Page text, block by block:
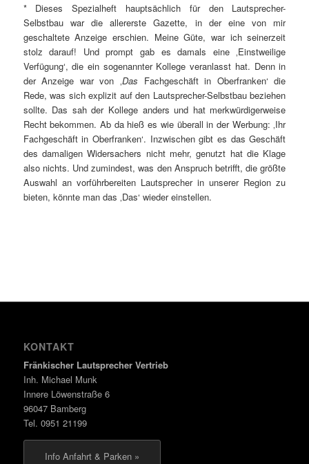
* Dieses Spezialheft hauptsächlich für den Lautsprecher-
Selbstbau war die allererste Gazette, in der eine von mir
geschaltete Anzeige erschien. Meine Güte, war ich seinerzeit
stolz darauf! Und prompt gab es damals eine ‚Einstweilige
Verfügung‘, die ein sogenannter Kollege veranlasst hat. Denn in
der Anzeige war von ‚Das Fachgeschäft in Oberfranken‘ die
Rede, was sich explizit auf den Lautsprecher-Selbstbau beziehen
sollte. Das sah der Kollege anders und hat merkwürdigerweise
Recht bekommen. Ab da hieß es wie überall in der Werbung: ‚Ihr
Fachgeschäft in Oberfranken‘. Inzwischen gibt es das Geschäft
des damaligen Widersachers nicht mehr, genutzt hat die Klage
also nichts. Und zumindest, was den Anspruch betrifft, die größte
Auswahl an vorführbereiten Lautsprecher in unserer Region zu
bieten, könnte man das ‚Das‘ wieder einstellen.
KONTAKT
Fränkischer Lautsprecher Vertrieb
Inh. Michael Munk
Innere Löwenstraße 6
96047 Bamberg
Tel. 0951 21199
Info Anfahrt & Parken »